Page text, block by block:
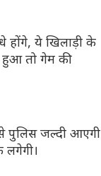
होंगे, ये खिलाड़ी के
हुआ तो गेम की
पुलिस जल्दी आएगी